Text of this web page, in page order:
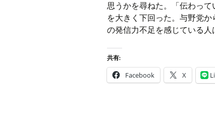
思うかを尋ねた。「伝わっ
を大きく下回った。与野党
の発信力不足を感じている人
共有:
Facebook X